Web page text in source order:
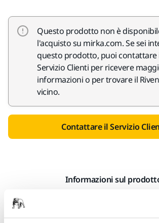
Questo prodotto non è
l'acquisto su mirka.com. Se sei
questo prodotto, puoi contattare
Servizio Clienti per ricevere
informazioni o per trovare il
vicino.
Contattare il Servizio
Informazioni sul